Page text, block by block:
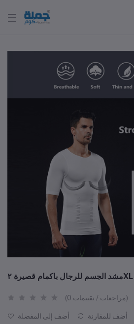
مشد الجسم للرجال باكمام قصيرة ٢XL
(0 مراجعات / تقييمات)
أضف إلى المفضلة أضف للمقارنة